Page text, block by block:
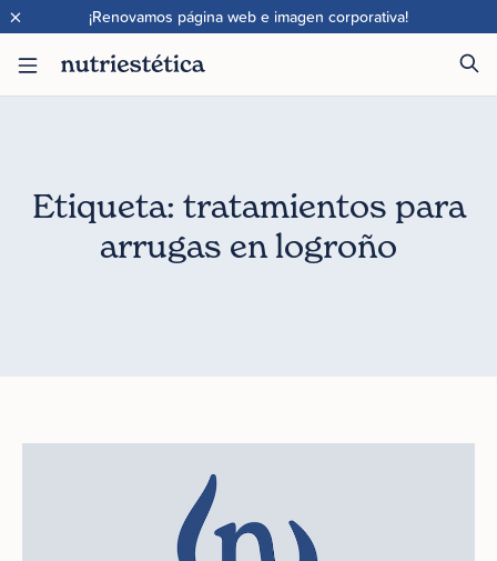
¡Renovamos página web e imagen corporativa!
×
Etiqueta: tratamientos para
arrugas en logroño